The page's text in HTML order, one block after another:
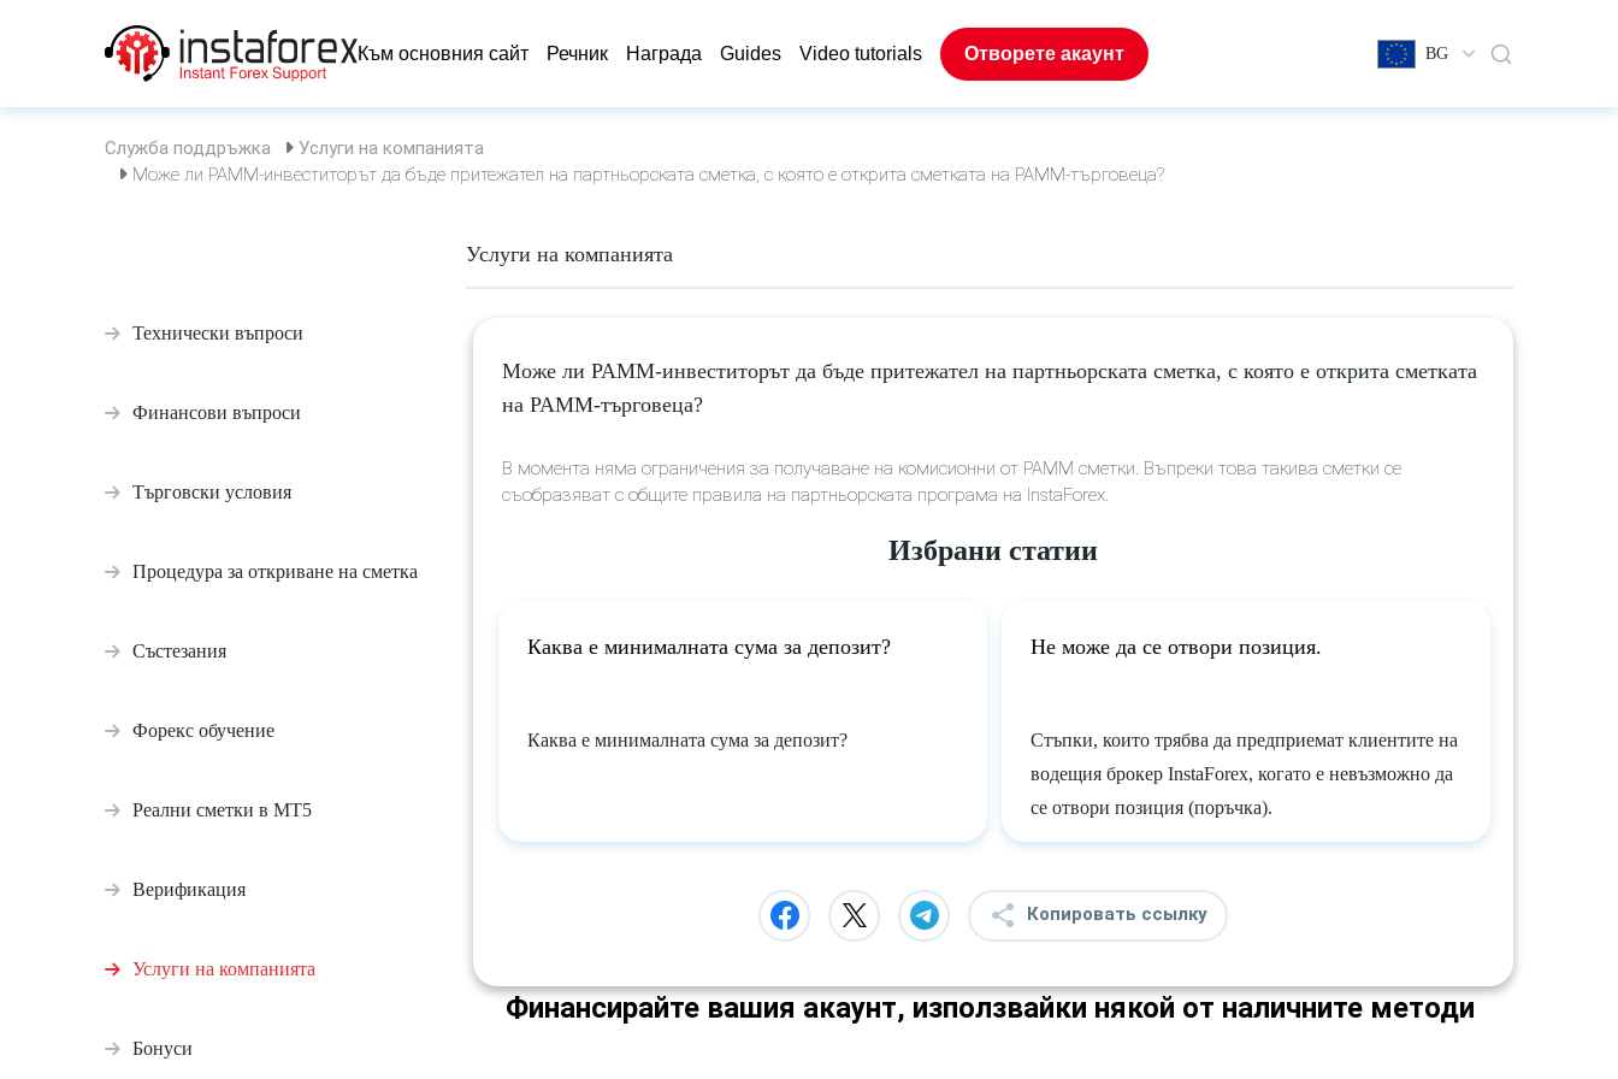
Към основния сайт Речник Награда Guides Video tutorials Отворете акаунт BG
Служба поддръжка
Услуги на компанията
Може ли PAMM-инвеститорът да бъде притежател на партньорската сметка, с която е открита сметката на PAMM-търговеца?
Технически въпроси
Финансови въпроси
Търговски условия
Процедура за откриване на сметка
Състезания
Форекс обучение
Реални сметки в МТ5
Верификация
Услуги на компанията
Бонуси
Услуги на компанията
Може ли PAMM-инвеститорът да бъде притежател на партньорската сметка, с която е открита сметката
на PAMM-търговеца?
В момента няма ограничения за получаване на комисионни от PAMM сметки. Въпреки това такива сметки се
съобразяват с общите правила на партньорската програма на InstaForex.
Избрани статии
Каква е минималната сума за депозит?
Каква е минималната сума за депозит?
Не може да се отвори позиция.
Стъпки, които трябва да предприемат клиентите на
водещия брокер InstaForex, когато е невъзможно да
се отвори позиция (поръчка).
Копировать ссылку
Финансирайте вашия акаунт, използвайки някой от наличните методи